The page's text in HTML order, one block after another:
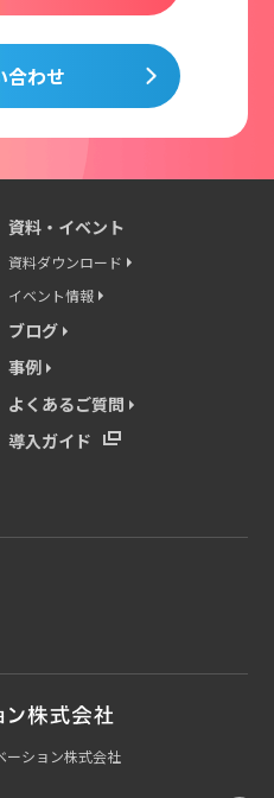
合わせ
資料・イベント
資料ダウンロード
イベント情報
ブログ
事例
よくあるご質問
導入ガイド
ーション株式会社